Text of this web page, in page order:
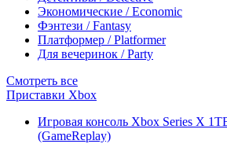
Экономические / Economic
Фэнтези / Fantasy
Платформер / Platformer
Для вечеринок / Party
Смотреть все
Приставки Xbox
Игровая консоль Xbox Series X
(GameReplay)